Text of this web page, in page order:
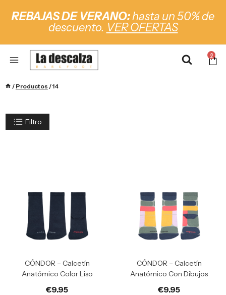
REBAJAS DE VERANO:hasta un 50% de
descuento. VER OFERTAS
0
/ Productos /14
Filtro
CÓNDOR – Calcetín
Anatómico Color Liso
€9.95
CÓNDOR – Calcetín
Anatómico Con Dibujos
€9.95